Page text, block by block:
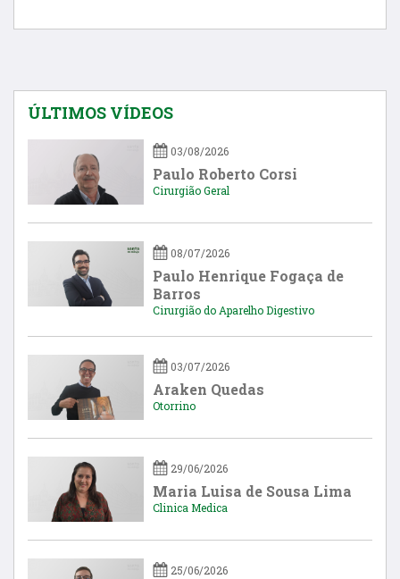
ÚLTIMOS VÍDEOS
03/08/2026
Paulo Roberto Corsi
Cirurgião Geral
08/07/2026
Paulo Henrique Fogaça de
Barros
Cirurgião do Aparelho Digestivo
03/07/2026
Araken Quedas
Otorrino
29/06/2026
Maria Luisa de Sousa Lima
Clinica Medica
25/06/2026